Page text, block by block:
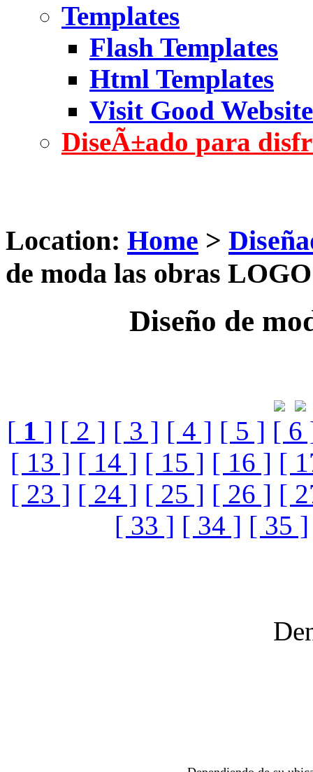
Templates
Flash Templates
Html Templates
Visit Good Website
DiseÃ±ado para
Location: Home >
de moda las obras LOGO
Diseño de
[ 1 ] [ 2 ] [ 3 ] [ 4 ] [ 5 ] [ 6
[ 13 ] [ 14 ] [ 15 ] [ 16 ] [
[ 23 ] [ 24 ] [ 25 ] [ 26 ] [
[ 33 ] [ 34 ] [ 35 ]